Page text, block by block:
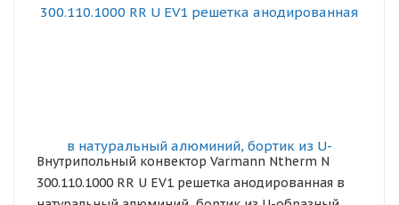
Внутрипольный конвектор Varmann Ntherm N
300.110.1000 RR U EV1 решетка анодированная в